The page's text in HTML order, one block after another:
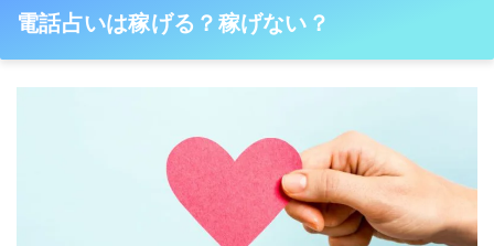
電話占いは稼げる？稼げない？